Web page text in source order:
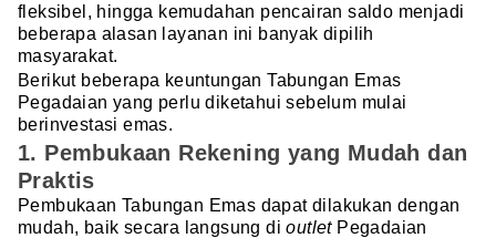
fleksibel, hingga kemudahan pencairan saldo menjadi
beberapa alasan layanan ini banyak dipilih
masyarakat.
Berikut beberapa keuntungan Tabungan Emas
Pegadaian yang perlu diketahui sebelum mulai
berinvestasi emas.
1. Pembukaan Rekening yang Mudah dan
Praktis
Pembukaan Tabungan Emas dapat dilakukan dengan
mudah, baik secara langsung dioutlet Pegadaian